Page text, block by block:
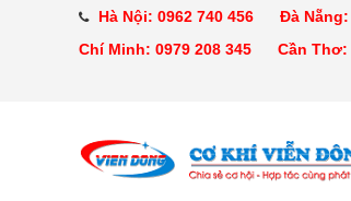
Hà Nội: 0962 740 456 Đà Nẵng:
Chí Minh: 0979 208 345 Cần Thơ: